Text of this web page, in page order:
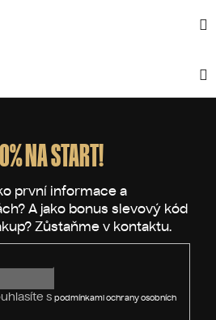
NA START!
s podmínkami ochrany osobních